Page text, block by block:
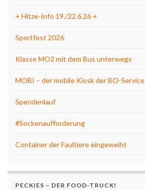
+ Hitze-Info 19./22.6.26 +
Sportfest 2026
Klasse MO2 mit dem Bus unterwegs
MOBI – der mobile Kiosk der BO-Service
Spendenlauf
#Sockenaufforderung
Container der Faultiere eingeweiht
PECKIES – DER FOOD-TRUCK!